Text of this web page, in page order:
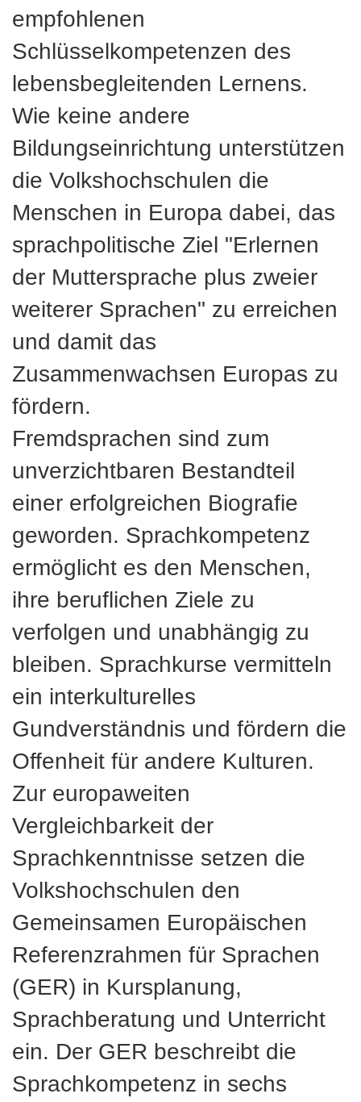
empfohlenen
Schlüsselkompetenzen des
lebensbegleitenden Lernens.
Wie keine andere
Bildungseinrichtung unterstützen
die Volkshochschulen die
Menschen in Europa dabei, das
sprachpolitische Ziel "Erlernen
der Muttersprache plus zweier
weiterer Sprachen" zu erreichen
und damit das
Zusammenwachsen Europas zu
fördern.
Fremdsprachen sind zum
unverzichtbaren Bestandteil
einer erfolgreichen Biografie
geworden. Sprachkompetenz
ermöglicht es den Menschen,
ihre beruflichen Ziele zu
verfolgen und unabhängig zu
bleiben. Sprachkurse vermitteln
ein interkulturelles
Gundverständnis und fördern die
Offenheit für andere Kulturen.
Zur europaweiten
Vergleichbarkeit der
Sprachkenntnisse setzen die
Volkshochschulen den
Gemeinsamen Europäischen
Referenzrahmen für Sprachen
(GER) in Kursplanung,
Sprachberatung und Unterricht
ein. Der GER beschreibt die
Sprachkompetenz in sechs